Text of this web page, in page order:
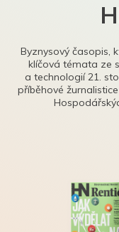
Byznysový časopis,
klíčová témata ze
a technologií 21.
příběhové